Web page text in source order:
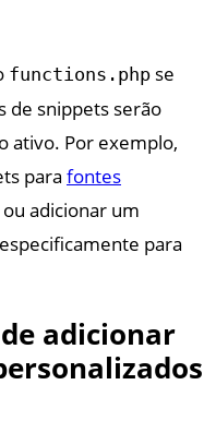
functions.php se
de snippets serão
ativo. Por exemplo,
para fontes
adicionar um
para
adicionar